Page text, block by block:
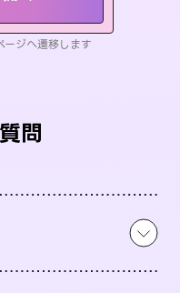
ジへ遷移します
問